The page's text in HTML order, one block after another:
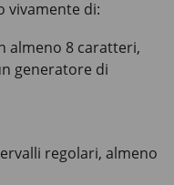
vivamente di:
almeno 8 caratteri,
generatore di
regolari, almeno